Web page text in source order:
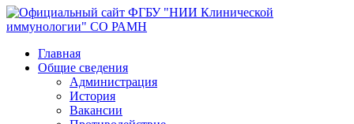
Главная
Общие сведения
Администрация
История
Вакансии